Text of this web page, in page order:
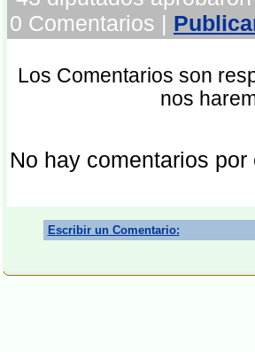
0 Comentarios |
Los Comentarios son
nos
No hay comentarios por
Escribir un Comentario: